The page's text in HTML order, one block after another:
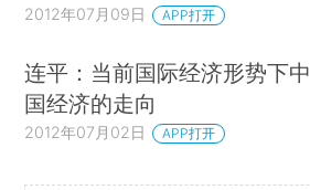
2012年07月09日 APP打开
连平：当前国际经济形势下中
国经济的走向
2012年07月02日 APP打开